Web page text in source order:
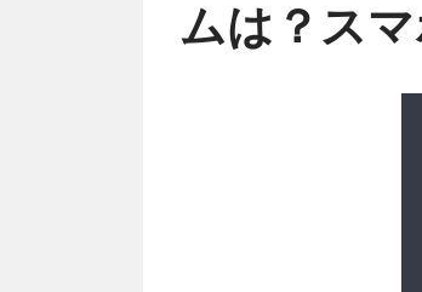
ムは？ス